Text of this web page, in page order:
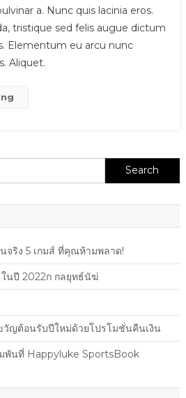
a. Nunc quis lacinia eros.
tristique sed felis augue dictum
Elementum eu arcu nunc
Aliquet.
Search
for:
จริง 5 เกมส์ ที่คุณห้ามพลาด!
นปี 2022ก กลยุทธ์นัฆ่
วัญต้อนรับปีใหม่ด้วยโปรโมชั่นคืนเงิน
พันที่ Happyluke SportsBook